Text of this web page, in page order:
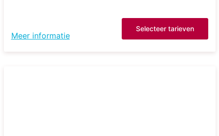
Meer informatie
Selecteer tarieven